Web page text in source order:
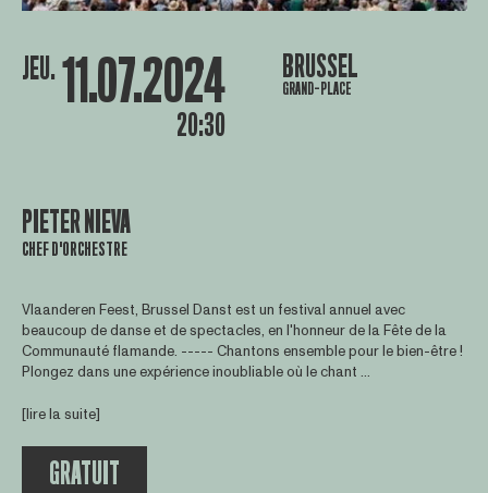
JEU. 11.07.2024
20:30
BRUSSEL
GRAND-PLACE
PIETER NIEVA
CHEF D'ORCHESTRE
Vlaanderen Feest, Brussel Danst est un festival annuel avec
beaucoup de danse et de spectacles, en l'honneur de la Fête de la
Communauté flamande. ----- Chantons ensemble pour le bien-être !
Plongez dans une expérience inoubliable où le chant ...
[lire la suite]
GRATUIT